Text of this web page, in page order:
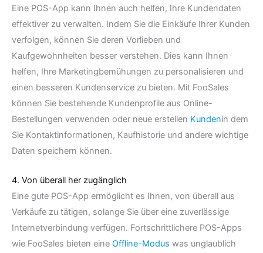
Eine POS-App kann Ihnen auch helfen, Ihre Kundendaten
effektiver zu verwalten. Indem Sie die Einkäufe Ihrer Kunden
verfolgen, können Sie deren Vorlieben und
Kaufgewohnheiten besser verstehen. Dies kann Ihnen
helfen, Ihre Marketingbemühungen zu personalisieren und
einen besseren Kundenservice zu bieten. Mit FooSales
können Sie bestehende Kundenprofile aus Online-
Bestellungen verwenden oder neue erstellen Kundenin dem
Sie Kontaktinformationen, Kaufhistorie und andere wichtige
Daten speichern können.
4. Von überall her zugänglich
Eine gute POS-App ermöglicht es Ihnen, von überall aus
Verkäufe zu tätigen, solange Sie über eine zuverlässige
Internetverbindung verfügen. Fortschrittlichere POS-Apps
wie FooSales bieten eine Offline-Modus was unglaublich